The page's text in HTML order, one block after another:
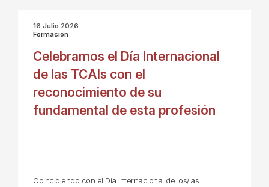
16 Julio 2026
Formación
Celebramos el Día Internacional
de las TCAIs con el
reconocimiento de su
fundamental de esta profesión
Coincidiendo con el Día Internacional de los/las